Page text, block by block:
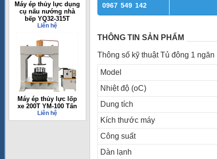
Máy ép thủy lực dụng
cụ nấu nướng nhà
bếp YQ32-315T
Liên hệ
Máy ép thủy lực lốp
xe 200T YM-100 Tấn
Liên hệ
0967 549 142
THÔNG TIN SẢN PHẨM
Thông số kỹ thuật Tủ đông 1
Model
Nhiệt độ (oC)
Dung tích
Kích thước máy
Công suất
Dàn lạnh